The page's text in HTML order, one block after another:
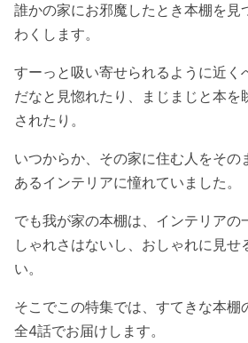
誰かの家にお邪魔したとき本棚を見
わくします。
すーっと吸い寄せられるように近く
だなと見惚れたり、まじまじと本を
されたり。
いつからか、その家に住む人をその
あるインテリアに憧れていました。
でも我が家の本棚は、インテリアの
しゃれさはないし、おしゃれに見せ
い。
そこでこの特集では、すてきな本棚
全4話でお届けします。